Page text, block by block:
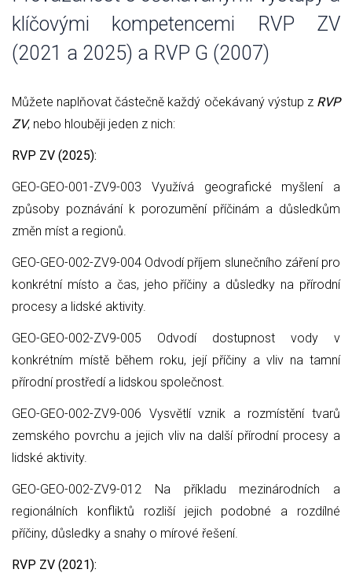
klíčovými kompetencemi RVP ZV
(2021 a 2025) a RVP G (2007)
Můžete naplňovat částečně každý očekávaný výstup z RVP
ZV, nebo hlouběji jeden z nich:
RVP ZV (2025):
GEO-GEO-001-ZV9-003 Využívá geografické myšlení a
způsoby poznávání k porozumění příčinám a důsledkům
změn míst a regionů.
GEO-GEO-002-ZV9-004 Odvodí příjem slunečního záření pro
konkrétní místo a čas, jeho příčiny a důsledky na přírodní
procesy a lidské aktivity.
GEO-GEO-002-ZV9-005 Odvodí dostupnost vody v
konkrétním místě během roku, její příčiny a vliv na tamní
přírodní prostředí a lidskou společnost.
GEO-GEO-002-ZV9-006 Vysvětlí vznik a rozmístění tvarů
zemského povrchu a jejich vliv na další přírodní procesy a
lidské aktivity.
GEO-GEO-002-ZV9-012 Na příkladu mezinárodních a
regionálních konfliktů rozliší jejich podobné a rozdílné
příčiny, důsledky a snahy o mírové řešení.
RVP ZV (2021):